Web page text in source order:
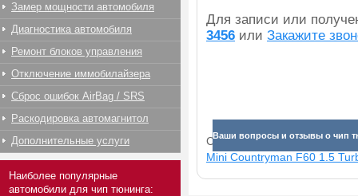
Для записи или
3456 или Закажите
Ваши вопросы и отзывы о чип
Смотрите прибавки для
Mini Countryman F60 1.5
Замер мощности автомобиля
Диагностика автомобиля
Ремонт блоков управления
Отключение иммобилайзера
Сброс ошибок AirBag / SRS
Раскодировка автомагнитол
Дополнительные услуги
Наиболее популярные
автомобили для чип тюнинга: